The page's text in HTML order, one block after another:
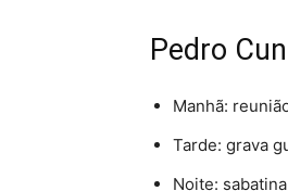
Pedro
Manhã:
Tarde: grava
Noite: